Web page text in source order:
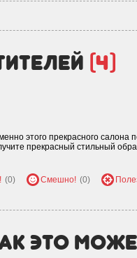
(4)
этого прекрасного салона
прекрасный стильный
(0) Смешно! (0)
это